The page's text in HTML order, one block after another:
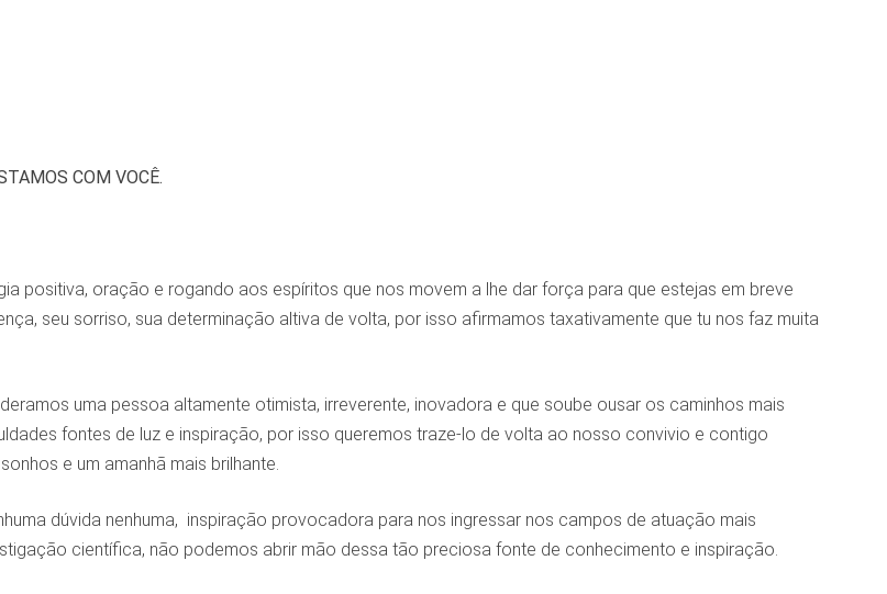
COM VOCÊ.
positiva, oração e rogando aos espíritos que nos movem a lhe dar força para que estejas em breve
seu sorriso, sua determinação altiva de volta, por isso afirmamos taxativamente que tu nos faz muita
uma pessoa altamente otimista, irreverente, inovadora e que soube ousar os caminhos mais
fontes de luz e inspiração, por isso queremos traze-lo de volta ao nosso convivio e contigo
e um amanhã mais brilhante.
dúvida nenhuma, inspiração provocadora para nos ingressar nos campos de atuação mais
científica, não podemos abrir mão dessa tão preciosa fonte de conhecimento e inspiração.